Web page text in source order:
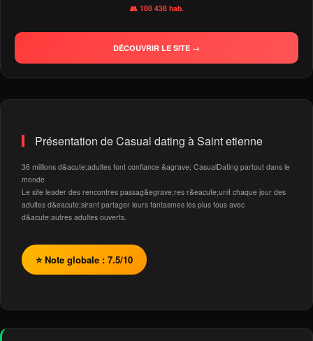
👥 180 438 hab.
DÉCOUVRIR LE SITE →
Présentation de Casual dating à Saint etienne
36 millions d&acute;adultes font confiance &agrave; CasualDating partout dans le
monde
Le site leader des rencontres passag&egrave;res r&eacute;unit chaque jour des
adultes d&eacute;sirant partager leurs fantasmes les plus fous avec
d&acute;autres adultes ouverts.
⭐ Note globale : 7.5/10